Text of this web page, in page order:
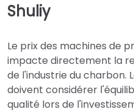
Shuliy
Le prix des machines de
impacte directement la
de l'industrie du charbon.
doivent considérer
qualité lors de